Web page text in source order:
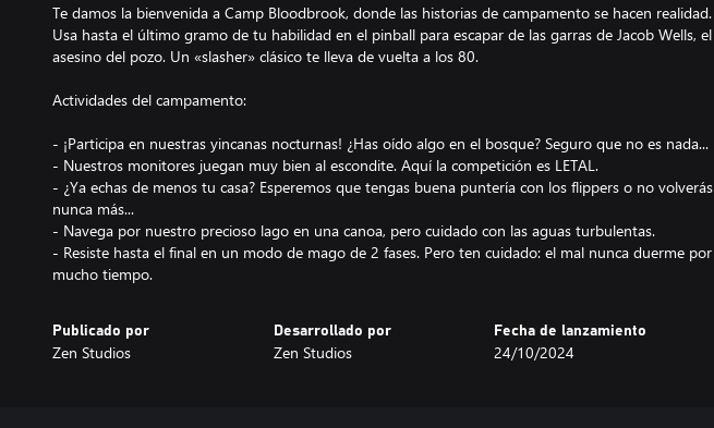
Te damos la bienvenida a Camp Bloodbrook, donde las historias de campamento se hacen realidad.
Usa hasta el último gramo de tu habilidad en el pinball para escapar de las garras de Jacob Wells, el
asesino del pozo. Un «slasher» clásico te lleva de vuelta a los 80.
Actividades del campamento:
- ¡Participa en nuestras yincanas nocturnas! ¿Has oído algo en el bosque? Seguro que no es nada...
- Nuestros monitores juegan muy bien al escondite. Aquí la competición es LETAL.
- ¿Ya echas de menos tu casa? Esperemos que tengas buena puntería con los flippers o no volverás
nunca más...
- Navega por nuestro precioso lago en una canoa, pero cuidado con las aguas turbulentas.
- Resiste hasta el final en un modo de mago de 2 fases. Pero ten cuidado: el mal nunca duerme por
mucho tiempo.
Publicado por
Zen Studios
Desarrollado por
Zen Studios
Fecha de lanzamiento
24/10/2024